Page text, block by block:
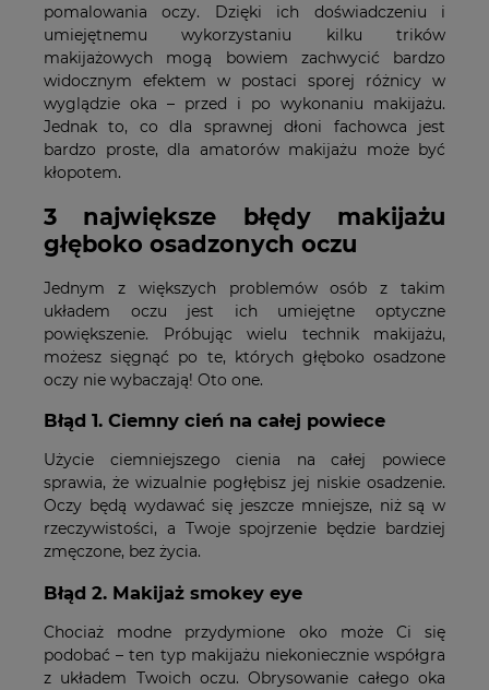
pomalowania oczy. Dzięki ich doświadczeniu i
umiejętnemu wykorzystaniu kilku trików
makijażowych mogą bowiem zachwycić bardzo
widocznym efektem w postaci sporej różnicy w
wyglądzie oka – przed i po wykonaniu makijażu.
Jednak to, co dla sprawnej dłoni fachowca jest
bardzo proste, dla amatorów makijażu może być
kłopotem.
3 największe błędy makijażu
głęboko osadzonych oczu
Jednym z większych problemów osób z takim
układem oczu jest ich umiejętne optyczne
powiększenie. Próbując wielu technik makijażu,
możesz sięgnąć po te, których głęboko osadzone
oczy nie wybaczają! Oto one.
Błąd 1. Ciemny cień na całej powiece
Użycie ciemniejszego cienia na całej powiece
sprawia, że wizualnie pogłębisz jej niskie osadzenie.
Oczy będą wydawać się jeszcze mniejsze, niż są w
rzeczywistości, a Twoje spojrzenie będzie bardziej
zmęczone, bez życia.
Błąd 2. Makijaż smokey eye
Chociaż modne przydymione oko może Ci się
podobać – ten typ makijażu niekoniecznie współgra
z układem Twoich oczu. Obrysowanie całego oka